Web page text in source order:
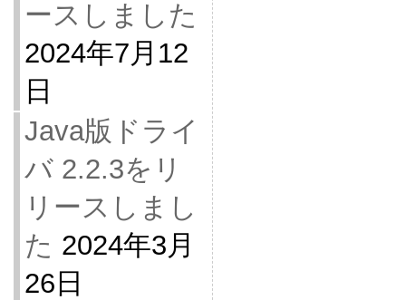
ースしました
2024年7月12
日
Java版ドライ
バ 2.2.3をリ
リースしまし
た 2024年3月
26日